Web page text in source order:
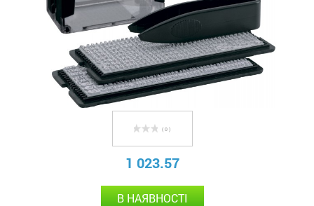
( 0 )
1 023.57
В НАЯВНОСТІ